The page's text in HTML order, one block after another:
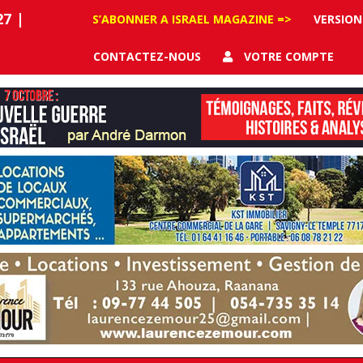
|
S’ABONNER A ISRAEL MAGAZINE =>
CONTACTEZ-NOUS VOTRE COMPTE